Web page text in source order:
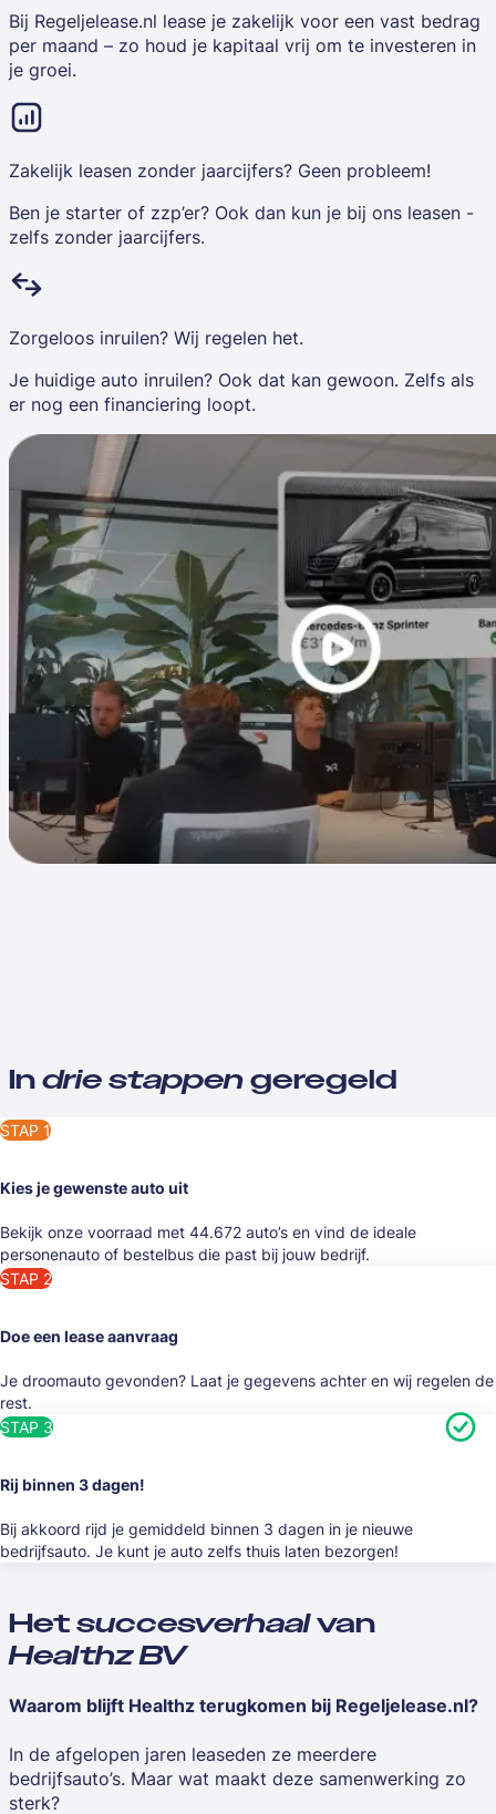
Bij Regeljelease.nl lease je zakelijk voor een vast bedrag
per maand – zo houd je kapitaal vrij om te investeren in
je groei.
Zakelijk leasen zonder jaarcijfers? Geen probleem!
Ben je starter of zzp’er? Ook dan kun je bij ons leasen -
zelfs zonder jaarcijfers.
Zorgeloos inruilen? Wij regelen het.
Je huidige auto inruilen? Ook dat kan gewoon. Zelfs als
er nog een financiering loopt.
In drie stappen geregeld
STAP 1
Kies je gewenste auto uit
Bekijk onze voorraad met 44.672 auto’s en vind de ideale
personenauto of bestelbus die past bij jouw bedrijf.
STAP 2
Doe een lease aanvraag
Je droomauto gevonden? Laat je gegevens achter en wij regelen de
rest.
STAP 3
Rij binnen 3 dagen!
Bij akkoord rijd je gemiddeld binnen 3 dagen in je nieuwe
bedrijfsauto. Je kunt je auto zelfs thuis laten bezorgen!
Het succesverhaalvan
Healthz BV
Waarom blijft Healthz terugkomen bij Regeljelease.nl?
In de afgelopen jaren leaseden ze meerdere
bedrijfsauto’s. Maar wat maakt deze samenwerking zo
sterk?